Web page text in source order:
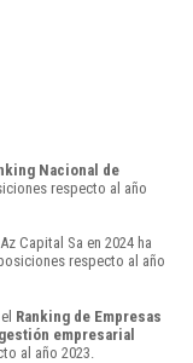
Nacional de
respecto al año
Capital Sa en 2024 ha
respecto al año
Ranking de Empresas
empresarial
al año 2023.